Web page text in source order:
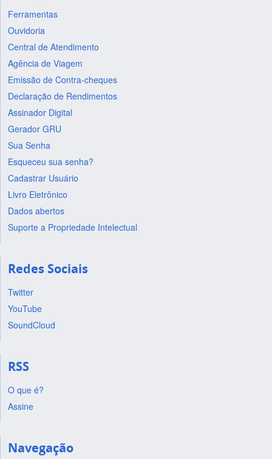
Ferramentas
Ouvidoria
Central de Atendimento
Agência de Viagem
Emissão de Contra-cheques
Declaração de Rendimentos
Assinador Digital
Gerador GRU
Sua Senha
Esqueceu sua senha?
Cadastrar Usuário
Livro Eletrônico
Dados abertos
Suporte a Propriedade Intelectual
Redes Sociais
Twitter
YouTube
SoundCloud
RSS
O que é?
Assine
Navegação